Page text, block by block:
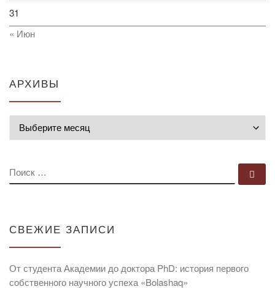
31
« Июн
АРХИВЫ
ПОИСК
СВЕЖИЕ ЗАПИСИ
От студента Академии до доктора PhD: история первого
собственного научного успеха «Bolashaq»